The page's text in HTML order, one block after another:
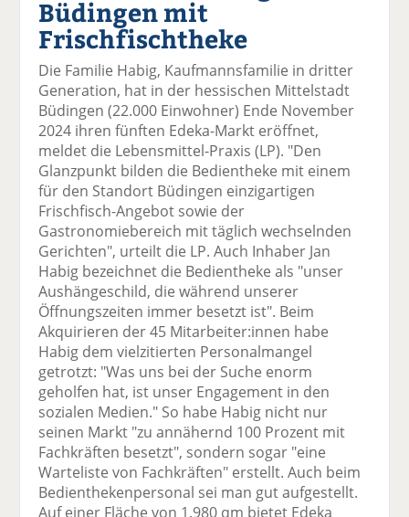
F
ac
e
b
o
o
k
te
il
e
n
tt
er
n
Li
n
k
di
n
e
n
E
m
ai
er
d
n
ck
n
Büdingen mit
Frischfischtheke
Die Familie Habig, Kaufmannsfamilie in dritter
Generation, hat in der hessischen Mittelstadt
Büdingen (22.000 Einwohner) Ende November
2024 ihren fünften Edeka-Markt eröffnet,
meldet die Lebensmittel-Praxis (LP). "Den
Glanzpunkt bilden die Bedientheke mit einem
für den Standort Büdingen einzigartigen
Frischfisch-Angebot sowie der
Gastronomiebereich mit täglich wechselnden
Gerichten", urteilt die LP. Auch Inhaber Jan
Habig bezeichnet die Bedientheke als "unser
Aushängeschild, die während unserer
Öffnungszeiten immer besetzt ist". Beim
Akquirieren der 45 Mitarbeiter:innen habe
Habig dem vielzitierten Personalmangel
getrotzt: "Was uns bei der Suche enorm
geholfen hat, ist unser Engagement in den
sozialen Medien." So habe Habig nicht nur
seinen Markt "zu annähernd 100 Prozent mit
Fachkräften besetzt", sondern sogar "eine
Warteliste von Fachkräften" erstellt. Auch beim
Bedienthekenpersonal sei man gut aufgestellt.
Auf einer Fläche von 1.980 qm bietet Edeka